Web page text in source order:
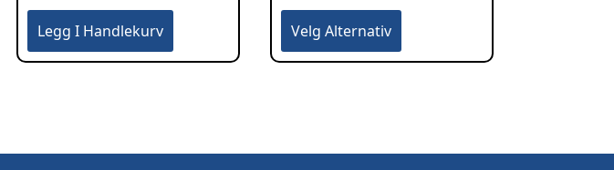
Legg I Handlekurv Velg Alternativ
produktet
har
velges